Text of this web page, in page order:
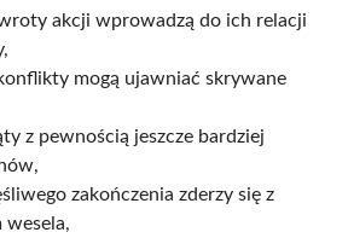
akcji wprowadzą do ich relacji
mogą ujawniać skrywane
z pewnością jeszcze bardziej
zakończenia zderzy się z
wesela,